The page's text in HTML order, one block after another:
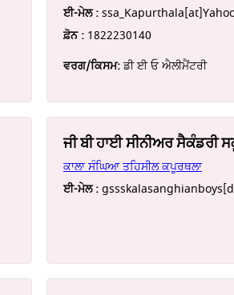
ਈ-ਮੇਲ :
ਫ਼ੋਨ :1822230140
ਵਰਗ/ਕਿਸਮ:ਡੀ ਈ ਓ ਐਲੀਮੈਂਟਰੀ
ਜੀ ਬੀ ਹਾਈ ਸੀਨੀਅਰ ਸੈਕੰਡਰੀ
ਕਾਲਾ ਸੰਘਿਆ ਤਹਿਸੀਲ ਕਪੂਰਥਲਾ
ਈ-ਮੇਲ :